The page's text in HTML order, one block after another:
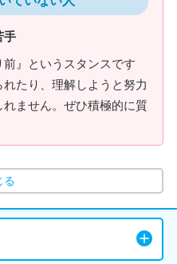
手
前』というスタンスです
たり、理解しようと努力
ません。ぜひ積極的に質
る